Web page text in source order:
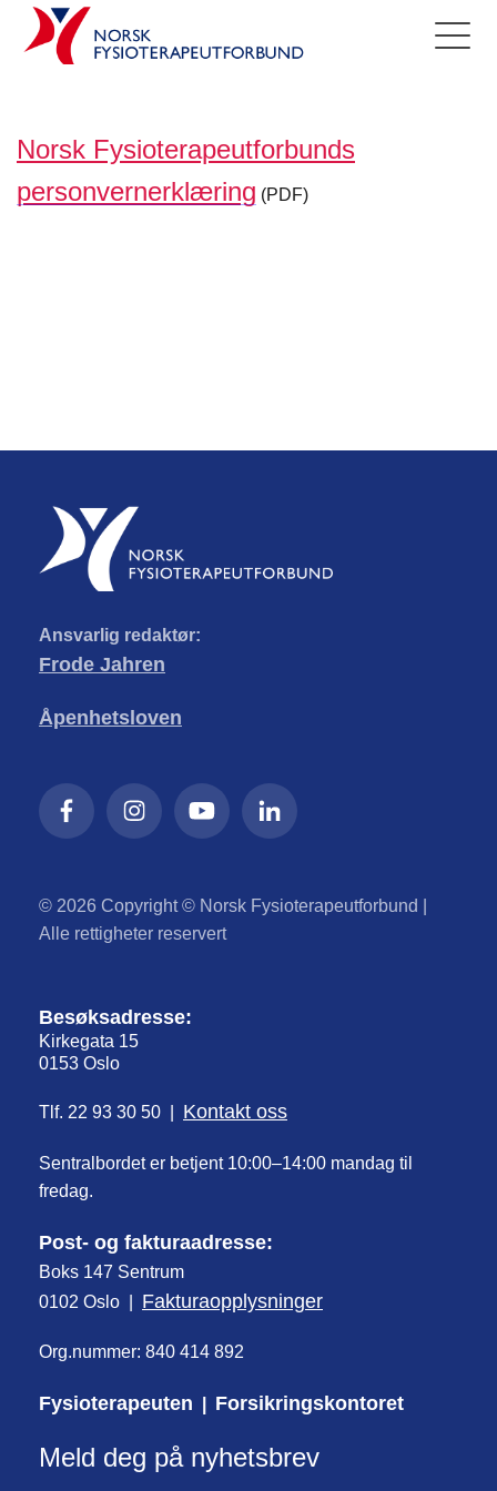
Norsk Fysioterapeutforbunds
personvernerklæring (PDF)
Ansvarlig redaktør:
Frode Jahren
Åpenhetsloven
© 2026 Copyright © Norsk Fysioterapeutforbund |
Alle rettigheter reservert
Besøksadresse:
Kirkegata 15
0153 Oslo
Tlf. 22 93 30 50 | Kontakt oss
Sentralbordet er betjent 10:00–14:00 mandag til
fredag.
Post- og fakturaadresse:
Boks 147 Sentrum
0102 Oslo | Fakturaopplysninger
Org.nummer: 840 414 892
Fysioterapeuten Forsikringskontoret
Meld deg på nyhetsbrev